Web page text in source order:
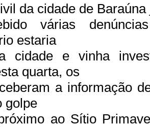
da cidade de Baraúna
várias
estaria
cidade e vinha
quarta, os
a informação
golpe
ao Sítio